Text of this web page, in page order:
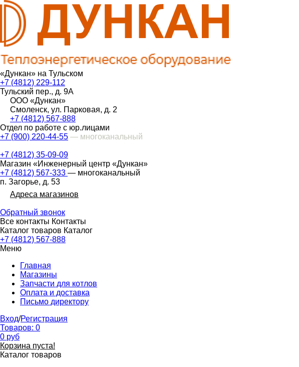
«Дункан» на Тульском
+7 (4812) 229-112
Тульский пер., д. 9А
ООО «Дункан»
Смоленск, ул. Парковая, д. 2
+7 (4812) 567-888
Отдел по работе с юр.лицами
+7 (900) 220-44-55 — многоканальный
+7 (4812) 35-09-09
Магазин «Инженерный центр «Дункан»
+7 (4812) 567-333 — многоканальный
п. Загорье, д. 53
Адреса магазинов
Обратный звонок
Все контакты Контакты
Каталог товаров Каталог
+7 (4812) 567-888
Меню
Главная
Магазины
Запчасти для котлов
Оплата и доставка
Письмо директору
Вход/Регистрация
Товаров: 0
0 руб
Корзина пуста!
Каталог товаров